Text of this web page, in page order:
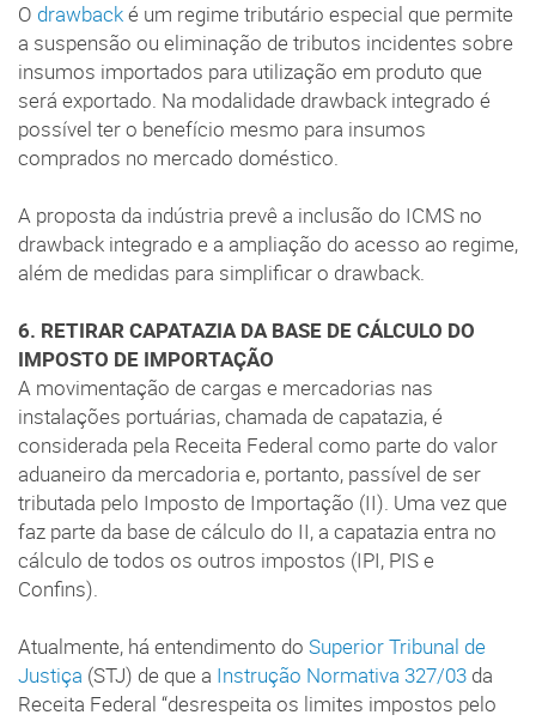
O drawbacké um regime tributário especial que permite
a suspensão ou eliminação de tributos incidentes sobre
insumos importados para utilização em produto que
será exportado. Na modalidade drawback integrado é
possível ter o benefício mesmo para insumos
comprados no mercado doméstico.
A proposta da indústria prevê a inclusão do ICMS no
drawback integrado e a ampliação do acesso ao regime,
além de medidas para simplificar o drawback.
6. RETIRAR CAPATAZIA DA BASE DE CÁLCULO DO
IMPOSTO DE IMPORTAÇÃO
A movimentação de cargas e mercadorias nas
instalações portuárias, chamada de capatazia, é
considerada pela Receita Federal como parte do valor
aduaneiro da mercadoria e, portanto, passível de ser
tributada pelo Imposto de Importação (II). Uma vez que
faz parte da base de cálculo do II, a capatazia entra no
cálculo de todos os outros impostos (IPI, PIS e
Confins).
Atualmente, há entendimento do Superior Tribunal de
Justiça (STJ) de que a Instrução Normativa 327/03 da
Receita Federal “desrespeita os limites impostos pelo